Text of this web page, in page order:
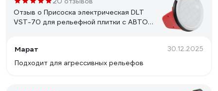
Отзыв о Присоска электрическая DLT
VST-70 для рельефной плитки с АВТО
Марат
30.12.2025
Подходит для агрессивных рельефов